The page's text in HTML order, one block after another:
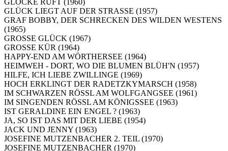
GLÜCK LIEGT AUF DER STRASSE (1957)
GRAF BOBBY, DER SCHRECKEN DES WILDEN WESTENS
(1965)
GROSSE GLÜCK (1967)
GROSSE KÜR (1964)
HAPPY-END AM WÖRTHERSEE (1964)
HEIMWEH - DORT, WO DIE BLUMEN BLÜH'N (1957)
HILFE, ICH LIEBE ZWILLINGE (1969)
HOCH ERKLINGT DER RADETZKYMARSCH (1958)
IM SCHWARZEN RÖSSL AM WOLFGANGSEE (1961)
IM SINGENDEN RÖSSL AM KÖNIGSSEE (1963)
IST GERALDINE EIN ENGEL ? (1963)
JA, SO IST DAS MIT DER LIEBE (1954)
JACK UND JENNY (1963)
JOSEFINE MUTZENBACHER 2. TEIL (1970)
JOSEFINE MUTZENBACHER (1970)